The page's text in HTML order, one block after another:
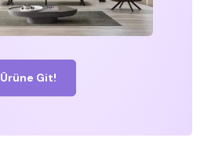
Ürüne Git!